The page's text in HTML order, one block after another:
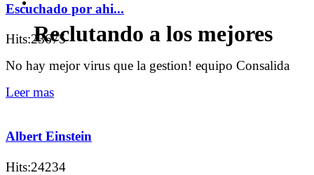
Reclutando a los mejores
Escuchado por ahi...
Hits:23675
No hay mejor virus que la gestion! equipo Consalida
Leer mas
Albert Einstein
Hits:24234